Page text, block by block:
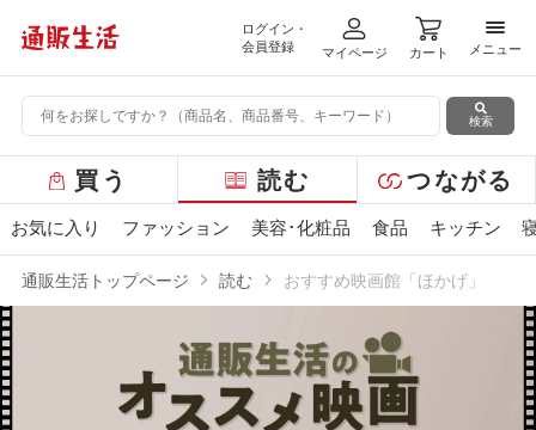
ログイン・
会員登録
マイページ カート
メニ
メニュー
検索
ー
バ
ニ
ュ
ー
買う 読む つながる
お気に入り ファッション 美容･化粧品 食品 キッチン
通販生活トップページ 読む おすすめ映画館「ほかげ」